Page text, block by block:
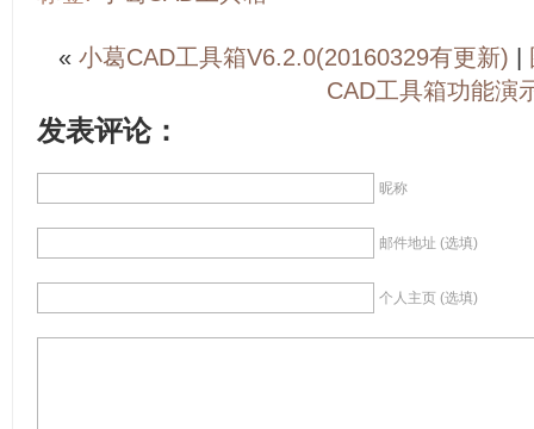
« 小葛CAD工具箱V6.2.0(20160329有更新)
CAD工具箱功能演
发表评论：
昵称
邮件地址 (选填)
个人主页 (选填)